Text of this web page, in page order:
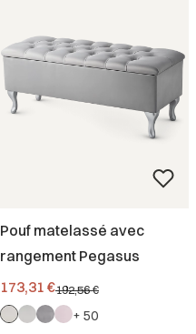
Pouf matelassé avec
rangement Pegasus
Prix promotionnel
173,31 €192,56 €
+ 50